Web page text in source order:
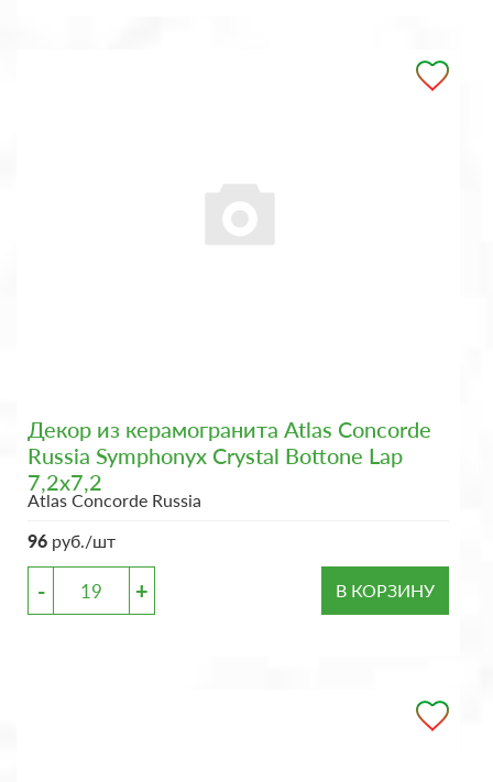
Декор из керамогранита Atlas Concorde
Russia Symphonyx Crystal Bottone Lap
7,2x7,2
Atlas Concorde Russia
96 руб./шт
- + В КОРЗИНУ